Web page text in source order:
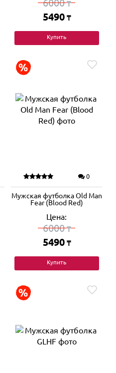
6000₸
5490 ₸
Купить
0
Мужская футболка Old Man
Fear (Blood Red)
Цена:
6000₸
5490 ₸
Купить